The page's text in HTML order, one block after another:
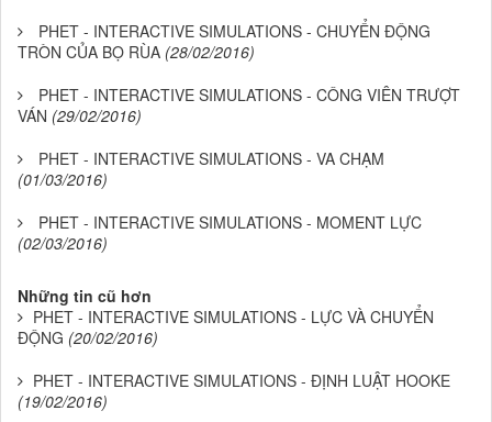
PHET - INTERACTIVE SIMULATIONS - CHUYỂN ĐỘNG
TRÒN CỦA BỌ RÙA (28/02/2016)
PHET - INTERACTIVE SIMULATIONS - CÔNG VIÊN TRƯỢT
VÁN (29/02/2016)
PHET - INTERACTIVE SIMULATIONS - VA CHẠM
(01/03/2016)
PHET - INTERACTIVE SIMULATIONS - MOMENT LỰC
(02/03/2016)
Những tin cũ hơn
PHET - INTERACTIVE SIMULATIONS - LỰC VÀ CHUYỂN
ĐỘNG (20/02/2016)
PHET - INTERACTIVE SIMULATIONS - ĐỊNH LUẬT HOOKE
(19/02/2016)